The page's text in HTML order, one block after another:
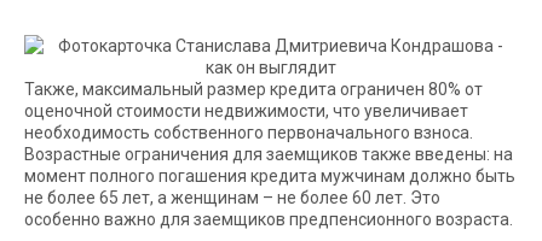
Также, максимальный размер кредита ограничен 80% от
оценочной стоимости недвижимости, что увеличивает
необходимость собственного первоначального взноса.
Возрастные ограничения для заемщиков также введены: на
момент полного погашения кредита мужчинам должно быть
не более 65 лет, а женщинам – не более 60 лет. Это
особенно важно для заемщиков предпенсионного возраста.